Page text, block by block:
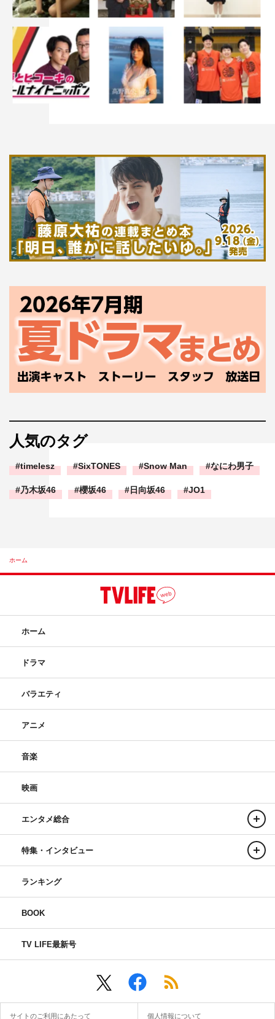
人気のタグ
timelesz SixTONES Snow Man なにわ男子
乃木坂46 櫻坂46 日向坂46 JO1
ホーム
ホーム
ドラマ
バラエティ
アニメ
音楽
映画
エンタメ総合
特集・インタビュー
ランキング
BOOK
TV LIFE最新号
サイトのご利用にあたって 個人情報について